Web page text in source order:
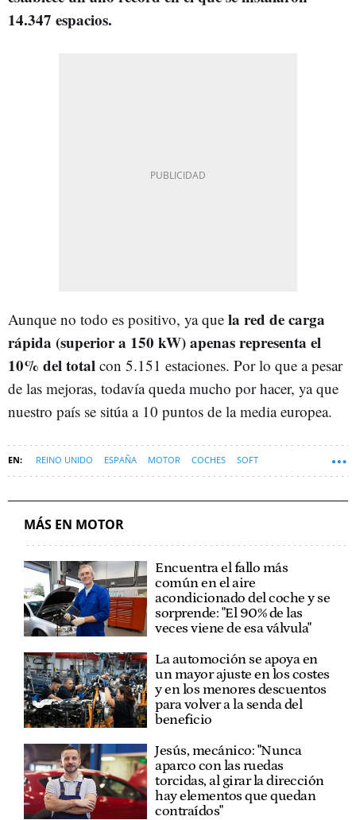
14.347 espacios.
Aunque no todo es positivo, ya que la red de carga
rápida (superior a 150 kW) apenas representa el
10% del total con 5.151 estaciones. Por lo que a pesar
de las mejoras, todavía queda mucho por hacer, ya que
nuestro país se sitúa a 10 puntos de la media europea.
REINO UNIDO ESPAÑA MOTOR COCHES SOFT
MÁS EN MOTOR
Encuentra el fallo más
común en el aire
acondicionado del coche y se
sorprende: "El 90% de las
veces viene de esa válvula"
La automoción se apoya en
un mayor ajuste en los costes
y en los menores descuentos
para volver a la senda del
beneficio
Jesús, mecánico: "Nunca
aparco con las ruedas
torcidas, al girar la dirección
hay elementos que quedan
contraídos"